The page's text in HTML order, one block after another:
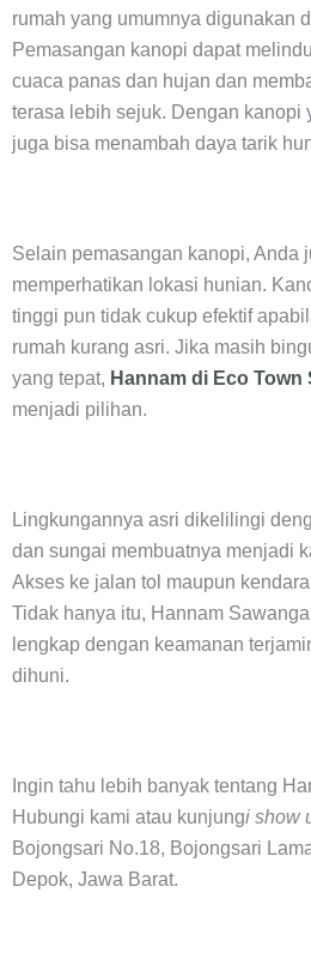
rumah yang umumnya digunakan
Pemasangan kanopi dapat
cuaca panas dan hujan dan
terasa lebih sejuk. Dengan kanopi
juga bisa menambah daya tarik
Selain pemasangan kanopi, Anda
memperhatikan lokasi hunian.
tinggi pun tidak cukup efektif
rumah kurang asri. Jika masih
yang tepat, Hannam di Eco Town
menjadi pilihan.
Lingkungannya asri dikelilingi
dan sungai membuatnya menjadi
Akses ke jalan tol maupun
Tidak hanya itu, Hannam
lengkap dengan keamanan
dihuni.
Ingin tahu lebih banyak tentang
Hubungi kami atau kunjungi show
Bojongsari No.18, Bojongsari
Depok, Jawa Barat.